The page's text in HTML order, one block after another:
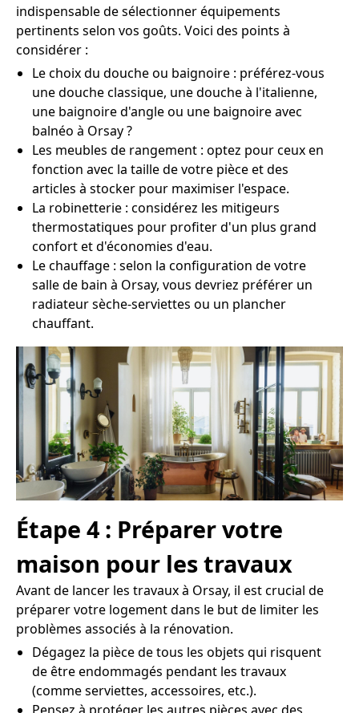
indispensable de sélectionner équipements
pertinents selon vos goûts. Voici des points à
considérer :
Le choix du douche ou baignoire : préférez-vous
une douche classique, une douche à l'italienne,
une baignoire d'angle ou une baignoire avec
balnéo à Orsay ?
Les meubles de rangement : optez pour ceux en
fonction avec la taille de votre pièce et des
articles à stocker pour maximiser l'espace.
La robinetterie : considérez les mitigeurs
thermostatiques pour profiter d'un plus grand
confort et d'économies d'eau.
Le chauffage : selon la configuration de votre
salle de bain à Orsay, vous devriez préférer un
radiateur sèche-serviettes ou un plancher
chauffant.
Étape 4 : Préparer votre
maison pour les travaux
Avant de lancer les travaux à Orsay, il est crucial de
préparer votre logement dans le but de limiter les
problèmes associés à la rénovation.
Dégagez la pièce de tous les objets qui risquent
de être endommagés pendant les travaux
(comme serviettes, accessoires, etc.).